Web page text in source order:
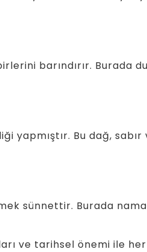
barındırır. Burada
yapmıştır. Bu dağ, sabır
sünnettir. Burada
ve tarihsel önemi ile